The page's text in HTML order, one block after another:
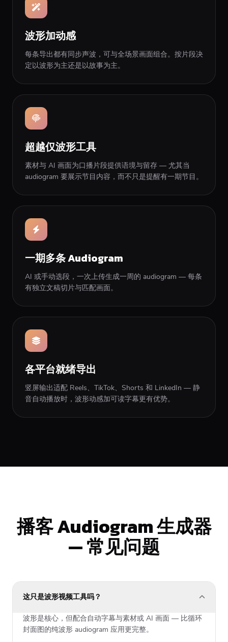
波形加动感
每条导出都有同步声波，可与全场景画面组合。按片段决
定以波形为主还是以故事为主。
超越仅波形工具
素材与 AI 画面为口播片段提供语境与留存 — 尤其当
audiogram 要展示节目内容，而不只是提醒有一期节目。
一期多条 Audiogram
AI 或手动选段，一次上传生成一周的 audiogram — 每条
有独立文稿切片与匹配画面。
各平台就绪导出
竖屏输出适配 Reels、TikTok、Shorts 和 LinkedIn — 静
音自动播放时，波形动感加可读字幕更有优势。
播客 Audiogram 生成器
— 常见问题
这只是波形视频工具吗？
波形是核心，但配合自动字幕与素材或 AI 画面 — 比循环
封面图的纯波形 audiogram 应用更完整。